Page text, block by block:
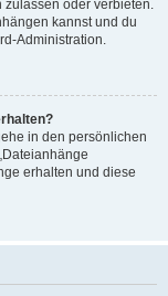
zulassen oder verbieten.
kannst und du
Administration.
in den persönlichen
erhalten und diese